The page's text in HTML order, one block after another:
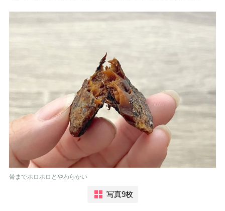
骨までホロホロとやわらかい
写真9枚